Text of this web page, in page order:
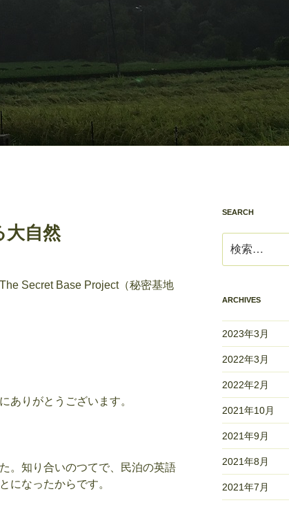
大自然
The Secret Base Project（秘密基地
ありがとうございます。
。知り合いのつてで、民泊の英語
になったからです。
SEARCH
索:
ARCHIVES
2023年3月
2022年3月
2022年2月
2021年10月
2021年9月
2021年8月
2021年7月